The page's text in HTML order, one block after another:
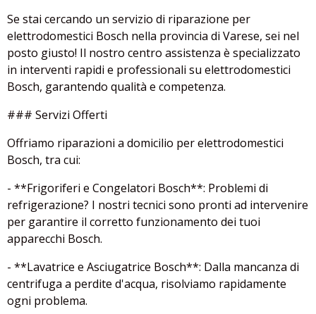
Se stai cercando un servizio di riparazione per
elettrodomestici Bosch nella provincia di Varese, sei nel
posto giusto! Il nostro centro assistenza è specializzato
in interventi rapidi e professionali su elettrodomestici
Bosch, garantendo qualità e competenza.
### Servizi Offerti
Offriamo riparazioni a domicilio per elettrodomestici
Bosch, tra cui:
- **Frigoriferi e Congelatori Bosch**: Problemi di
refrigerazione? I nostri tecnici sono pronti ad intervenire
per garantire il corretto funzionamento dei tuoi
apparecchi Bosch.
- **Lavatrice e Asciugatrice Bosch**: Dalla mancanza di
centrifuga a perdite d'acqua, risolviamo rapidamente
ogni problema.